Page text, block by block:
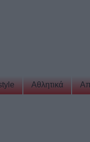
Αθλητικά